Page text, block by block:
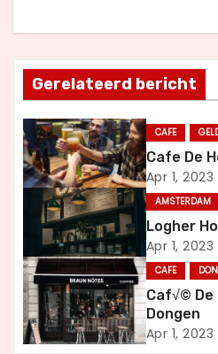
h
t
n
a
v
g
a
t
Gerelateerd bericht
CAFE
Cafe De
Apr 1, 2023
AMSTERDAM
Logher
Apr 1, 2023
CAFE
Caf√© De
Dongen
Apr 1, 2023